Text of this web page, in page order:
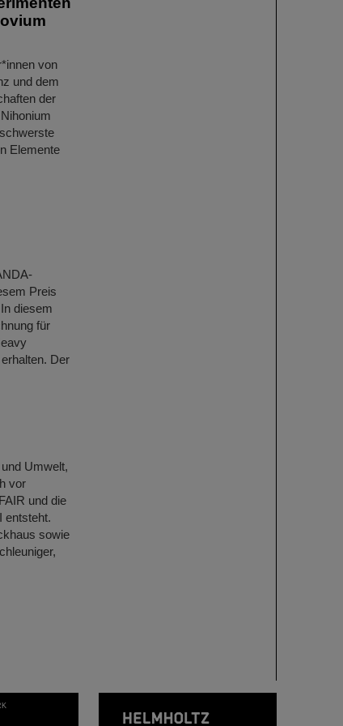
von
und dem
der
Elemente
Preis
diesem
für
Der
Umwelt,
vor
und die
entsteht.
sowie